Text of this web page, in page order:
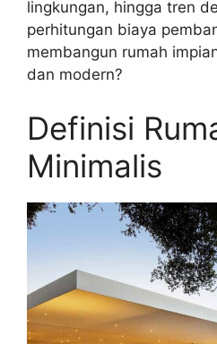
lingkungan, hingga tren
perhitungan biaya
membangun rumah
dan modern?
Definisi
Minimalis